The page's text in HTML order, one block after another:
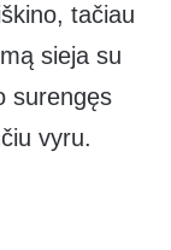
tačiau
sieja su
surengęs
vyru.